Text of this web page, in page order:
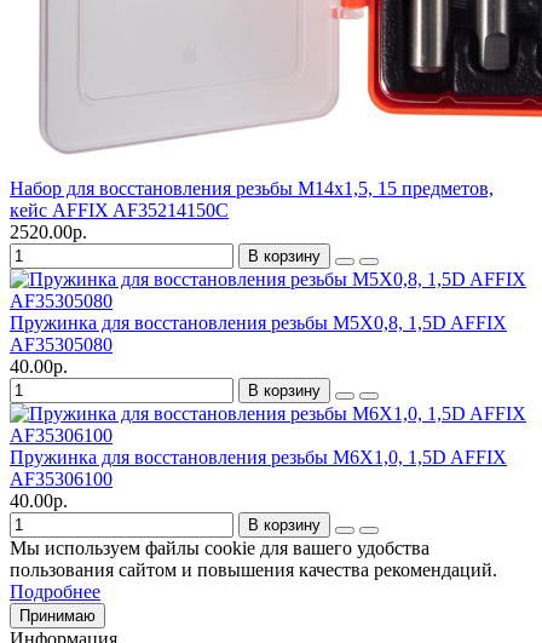
Набор для восстановления резьбы М14х1,5, 15 предметов,
кейс AFFIX AF35214150C
2520.00р.
В корзину
Пружинка для восстановления резьбы М5Х0,8, 1,5D AFFIX
AF35305080
40.00р.
В корзину
Пружинка для восстановления резьбы М6Х1,0, 1,5D AFFIX
AF35306100
40.00р.
В корзину
Мы используем файлы cookie для вашего удобства
пользования сайтом и повышения качества рекомендаций.
Подробнее
Принимаю
Информация